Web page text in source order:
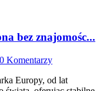
bez znajomośc...
0 Komentarzy
Europy, od lat